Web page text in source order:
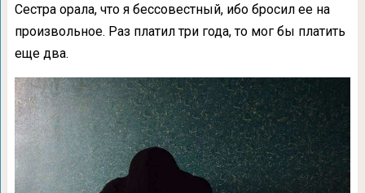
Сестра орала, что я бессовестный, ибо бросил ее на
произвольное. Раз платил три года, то мог бы платить
еще два.